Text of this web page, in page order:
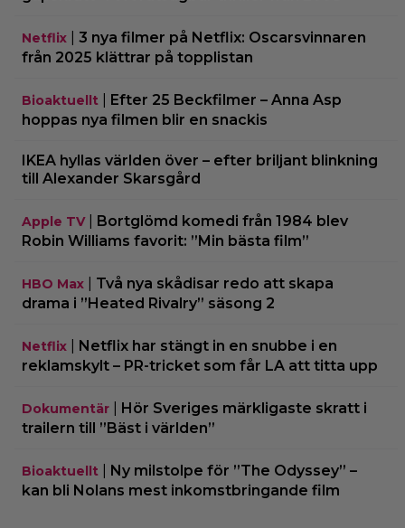
Netflix
3 nya filmer på Netflix: Oscarsvinnaren
från 2025 klättrar på topplistan
Bioaktuellt
Efter 25 Beckfilmer – Anna Asp
hoppas nya filmen blir en snackis
IKEA hyllas världen över – efter briljant blinkning
till Alexander Skarsgård
Apple TV|
Bortglömd komedi från 1984 blev
Robin Williams favorit: ”Min bästa film”
HBO Max
Två nya skådisar redo att skapa
drama i ”Heated Rivalry” säsong 2
Netflix
Netflix har stängt in en snubbe i en
reklamskylt – PR-tricket som får LA att titta upp
Dokumentär
Hör Sveriges märkligaste skratt i
trailern till ”Bäst i världen”
Bioaktuellt
Ny milstolpe för ”The Odyssey” –
kan bli Nolans mest inkomstbringande film